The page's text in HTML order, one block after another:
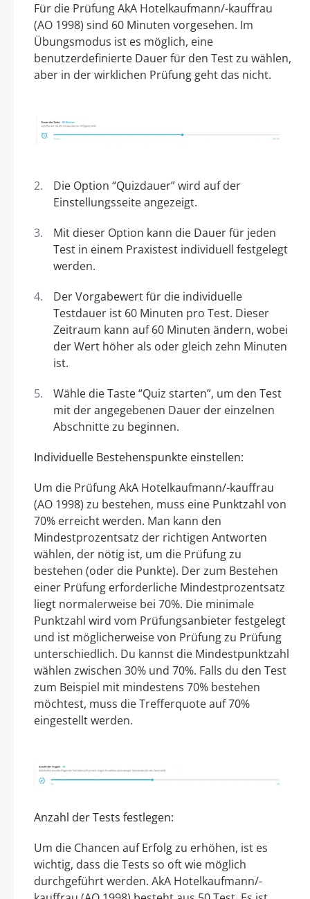
Für die Prüfung AkA Hotelkaufmann/-kauffrau
(AO 1998) sind 60 Minuten vorgesehen. Im
Übungsmodus ist es möglich, eine
benutzerdefinierte Dauer für den Test zu wählen,
aber in der wirklichen Prüfung geht das nicht.
Die Option “Quizdauer” wird auf der
Einstellungsseite angezeigt.
Mit dieser Option kann die Dauer für jeden
Test in einem Praxistest individuell festgelegt
werden.
Der Vorgabewert für die individuelle
Testdauer ist 60 Minuten pro Test. Dieser
Zeitraum kann auf 60 Minuten ändern, wobei
der Wert höher als oder gleich zehn Minuten
ist.
Wähle die Taste “Quiz starten”, um den Test
mit der angegebenen Dauer der einzelnen
Abschnitte zu beginnen.
Individuelle Bestehenspunkte einstellen:
Um die Prüfung AkA Hotelkaufmann/-kauffrau
(AO 1998) zu bestehen, muss eine Punktzahl von
70% erreicht werden. Man kann den
Mindestprozentsatz der richtigen Antworten
wählen, der nötig ist, um die Prüfung zu
bestehen (oder die Punkte). Der zum Bestehen
einer Prüfung erforderliche Mindestprozentsatz
liegt normalerweise bei 70%. Die minimale
Punktzahl wird vom Prüfungsanbieter festgelegt
und ist möglicherweise von Prüfung zu Prüfung
unterschiedlich. Du kannst die Mindestpunktzahl
wählen zwischen 30% und 70%. Falls du den Test
zum Beispiel mit mindestens 70% bestehen
möchtest, muss die Trefferquote auf 70%
eingestellt werden.
Anzahl der Tests festlegen:
Um die Chancen auf Erfolg zu erhöhen, ist es
wichtig, dass die Tests so oft wie möglich
durchgeführt werden. AkA Hotelkaufmann/-